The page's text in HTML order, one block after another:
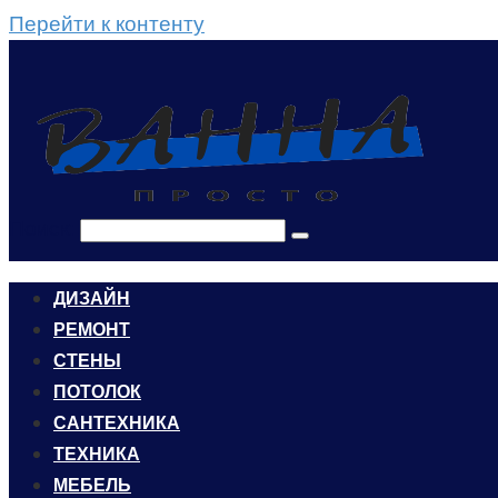
Перейти к контенту
ДИЗАЙН
РЕМОНТ
СТЕНЫ
ПОТОЛОК
САНТЕХНИКА
ТЕХНИКА
МЕБЕЛЬ